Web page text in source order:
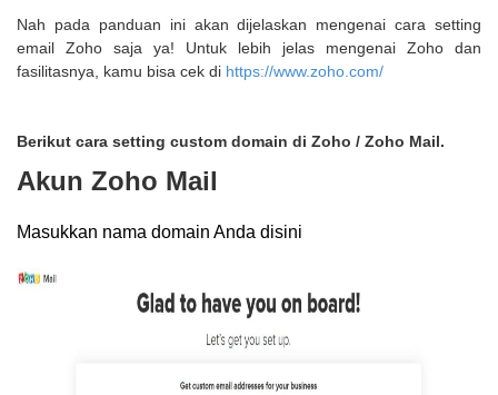
Nah pada panduan ini akan dijelaskan mengenai cara setting
email Zoho saja ya! Untuk lebih jelas mengenai Zoho dan
fasilitasnya, kamu bisa cek di https://www.zoho.com/
Berikut cara setting custom domain di Zoho / Zoho Mail.
Akun Zoho Mail
Masukkan nama domain Anda disini